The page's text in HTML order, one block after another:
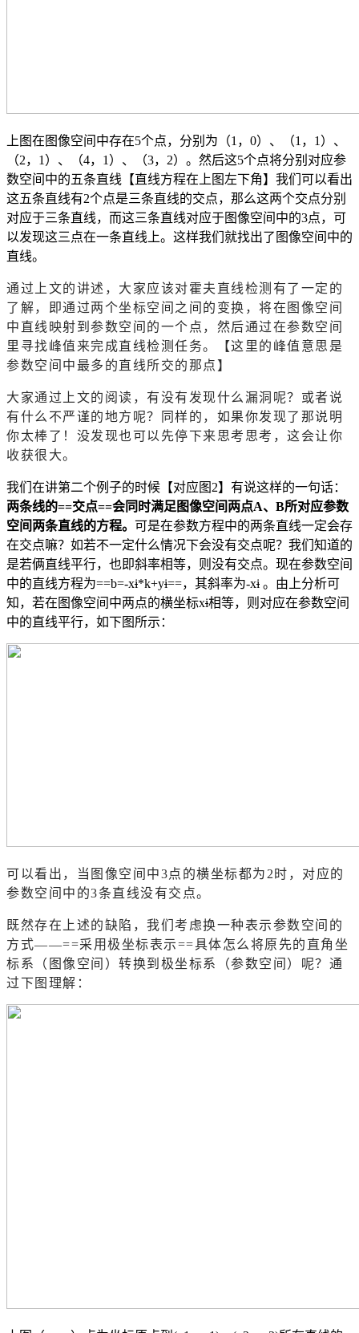
上图在图像空间中存在5个点，分别为（1，0）、（1，1）、
（2，1）、（4，1）、（3，2）。然后这5个点将分别对应参
数空间中的五条直线【直线方程在上图左下角】我们可以看出
这五条直线有2个点是三条直线的交点，那么这两个交点分别
对应于三条直线，而这三条直线对应于图像空间中的3点，可
以发现这三点在一条直线上。这样我们就找出了图像空间中的
直线。
通过上文的讲述，大家应该对霍夫直线检测有了一定的
了解，即通过两个坐标空间之间的变换，将在图像空间
中直线映射到参数空间的一个点，然后通过在参数空间
里寻找峰值来完成直线检测任务。【这里的峰值意思是
参数空间中最多的直线所交的那点】
大家通过上文的阅读，有没有发现什么漏洞呢？或者说
有什么不严谨的地方呢？同样的，如果你发现了那说明
你太棒了！没发现也可以先停下来思考思考，这会让你
收获很大。
我们在讲第二个例子的时候【对应图2】有说这样的一句话：
两条线的==交点==会同时满足图像空间两点A、B所对应参数
空间两条直线的方程。 可是在参数方程中的两条直线一定会存
在交点嘛？如若不一定什么情况下会没有交点呢？我们知道的
是若俩直线平行，也即斜率相等，则没有交点。现在参数空间
中的直线方程为==b=-xi*k+yi==，其斜率为-xi 。由上分析可
知，若在图像空间中两点的横坐标xi相等，则对应在参数空间
中的直线平行，如下图所示：
可以看出，当图像空间中3点的横坐标都为2时，对应的
参数空间中的3条直线没有交点。
既然存在上述的缺陷，我们考虑换一种表示参数空间的
方式——==采用极坐标表示==具体怎么将原先的直角坐
标系（图像空间）转换到极坐标系（参数空间）呢？通
过下图理解：